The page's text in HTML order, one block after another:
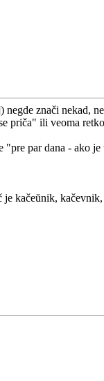
negde znači nekad,
priča" ili veoma
"pre par dana - ako
je kačeŭnik,